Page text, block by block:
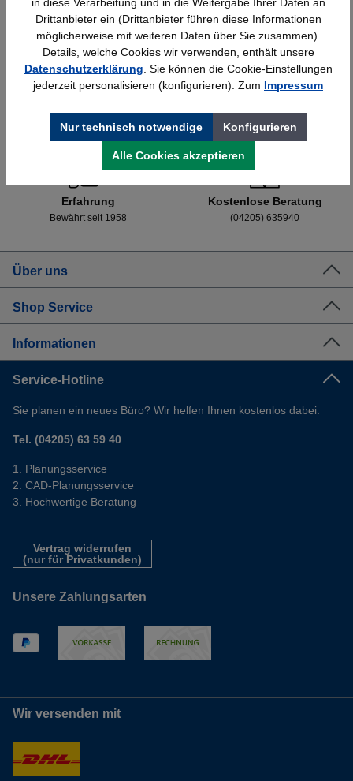
Schnelle Lieferung
Bundesweit
Topmarken
Faire Preise
Erfahrung
Bewährt seit 1958
Kostenlose Beratung
(04205) 635940
Über uns
Shop Service
Informationen
Service-Hotline
Sie planen ein neues Büro? Wir helfen Ihnen kostenlos dabei.
Tel. (04205) 63 59 40
Planungsservice
CAD-Planungsservice
Hochwertige Beratung
Vertrag widerrufen
(nur für Privatkunden)
Unsere Zahlungsarten
Wir versenden mit
Drittanbieter ein (Drittanbieter führen diese Informationen
möglicherweise mit weiteren Daten über Sie zusammen).
Details, welche Cookies wir verwenden, enthält unsere
Datenschutzerklärung . Sie können die Cookie-Einstellungen
jederzeit personalisieren (konfigurieren). Zum Impressum
Nur technisch notwendige Konfigurieren
Alle Cookies akzeptieren